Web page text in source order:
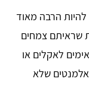
להיות הרבה מאוד
שראיתם צמחים
לאקלים או
שלא